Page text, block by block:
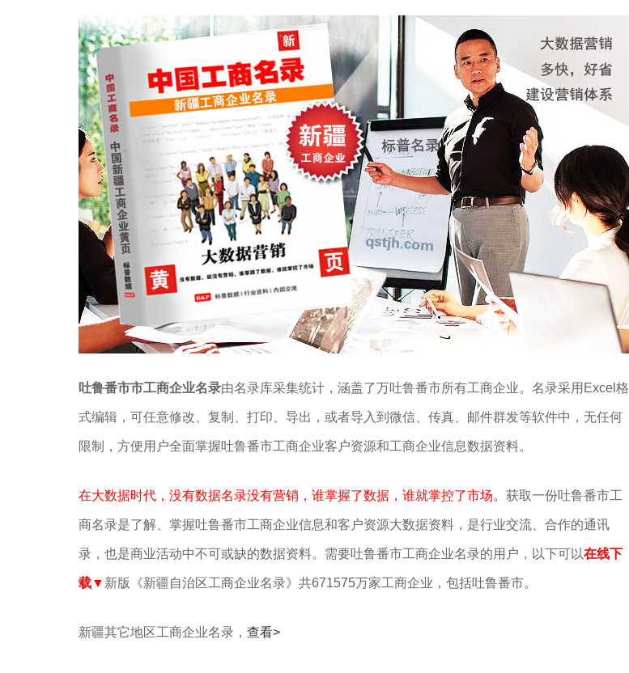
吐鲁番市市工商企业名录由名录库采集统计，涵盖了万吐鲁番市所有工商企业。名录采用Excel格
式编辑，可任意修改、复制、打印、导出，或者导入到微信、传真、邮件群发等软件中，无任何
限制，方便用户全面掌握吐鲁番市工商企业客户资源和工商企业信息数据资料。
在大数据时代，没有数据名录没有营销，谁掌握了数据，谁就掌控了市场。 获取一份吐鲁番市工
商名录是了解、掌握吐鲁番市工商企业信息和客户资源大数据资料，是行业交流、合作的通讯
录，也是商业活动中不可或缺的数据资料。需要吐鲁番市工商企业名录的用户，以下可以在线下
载▼ 新版《新疆自治区工商企业名录》共671575万家工商企业，包括吐鲁番市。
新疆其它地区工商企业名录， 查看>